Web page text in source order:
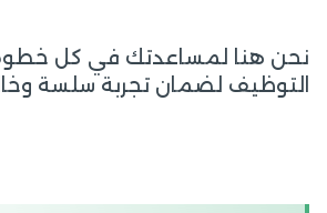
نحن هنا لمساعدتك في كل
التوظيف لضمان تجربة سلسة